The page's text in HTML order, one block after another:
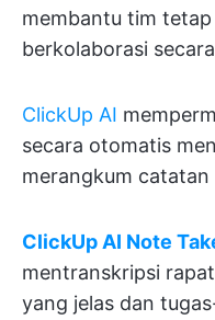
membantu tim
berkolaborasi
ClickUp AI
secara otomatis
merangkum
ClickUp AI Note
mentranskripsi
yang jelas dan